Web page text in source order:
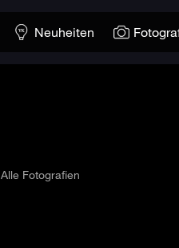
Neuheiten
Alle Fotografien